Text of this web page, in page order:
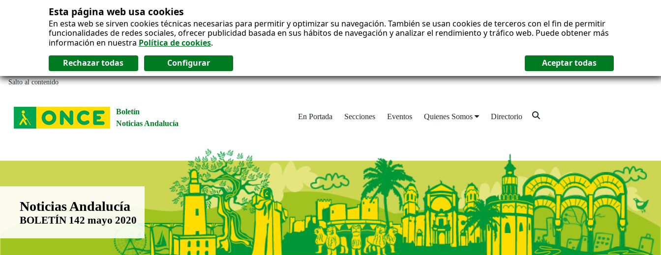
Esta página web usa cookies
En esta web se sirven cookies técnicas necesarias para permitir y optimizar su navegación. También se usan cookies de terceros con el fin de permitir
funcionalidades de redes sociales, ofrecer publicidad basada en sus hábitos de navegación y analizar el rendimiento y tráfico web. Puede obtener más
información en nuestra Política de cookies.
Salto al contenido
Boletín
Noticias Andalucía
En Portada Secciones Eventos Quienes Somos Directorio
Boletín Noticias Andalucía
Noticias Andalucía
BOLETÍN 142 mayo 2020